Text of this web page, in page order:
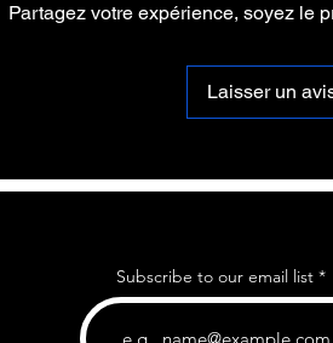
Partagez votre expérience, soyez le
Laisser un
Subscribe to our email list